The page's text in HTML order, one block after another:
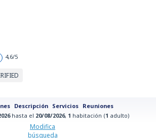
4,6/5
Descripción Servicios Reuniones
hasta el 20/08/2026, 1 habitación (1 adulto)
Modifica
búsqueda